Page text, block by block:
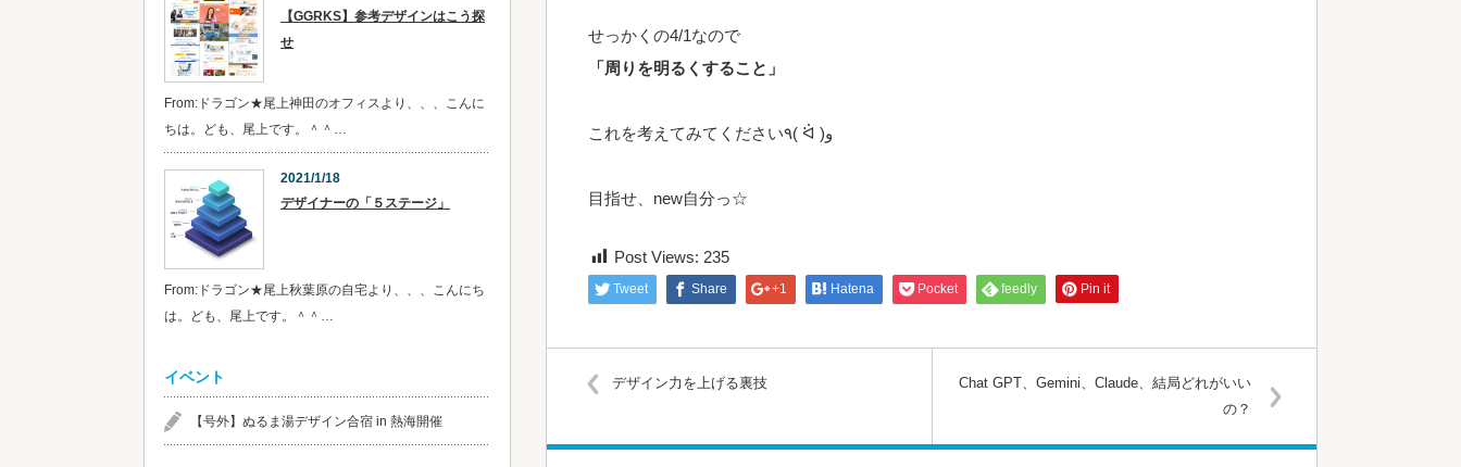
せっかくの4/1なので
「周りを明るくすること」
これを考えてみてください٩( ᐛ )و
目指せ、new自分っ☆
Post Views: 235
Tweet Share +1 Hatena Pocket feedly Pin it
デザイン力を上げる裏技
Chat GPT、Gemini、Claude、結局どれがいい
の？
【GGRKS】参考デザインはこう探
せ
From:ドラゴン★尾上神田のオフィスより、、、こんに
ちは。ども、尾上です。＾＾…
2021/1/18
デザイナーの「５ステージ」
From:ドラゴン★尾上秋葉原の自宅より、、、こんにち
は。ども、尾上です。＾＾…
イベント
【号外】ぬるま湯デザイン合宿 in 熱海開催